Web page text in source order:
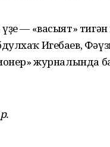
— «васыят»
Игебаев,
журналында